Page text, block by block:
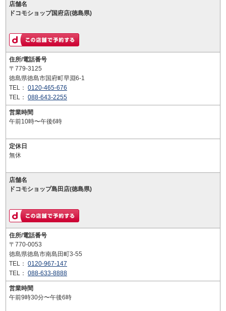
店舗名
ドコモショップ国府店(徳島県)
住所/電話番号
〒779-3125
徳島県徳島市国府町早淵6-1
TEL： 0120-465-676
TEL： 088-643-2255
営業時間
午前10時〜午後6時
定休日
無休
店舗名
ドコモショップ島田店(徳島県)
住所/電話番号
〒770-0053
徳島県徳島市南島田町3-55
TEL： 0120-967-147
TEL： 088-633-8888
営業時間
午前9時30分〜午後6時